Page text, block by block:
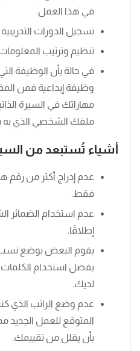
في هذا العمل.
تسجيل الدورات
تنظيم وترتيب
في حالة بأن الوظيفة
وظيفة إبداعية فمن
مهاراتك في السيرة
ملفك الشخصي الذي
أشياء تُستبعد من
عدم إدراج أكثر من رقم
فقط.
عدم استخدام الضمائر
إطلاقًا.
يقوم البعض بوضع نسب
يفضل استخدام الكلمات
لديك.
عدم وضع الراتب الذي
المتوقع للعمل الجديد
بأن يقلل من تقييمك.